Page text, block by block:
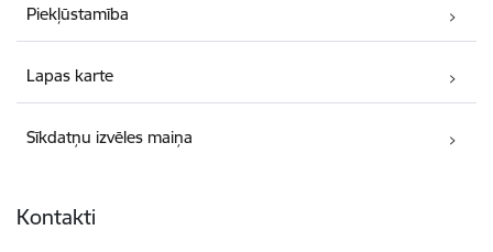
Piekļūstamība
Lapas karte
Sīkdatņu izvēles maiņa
Kontakti